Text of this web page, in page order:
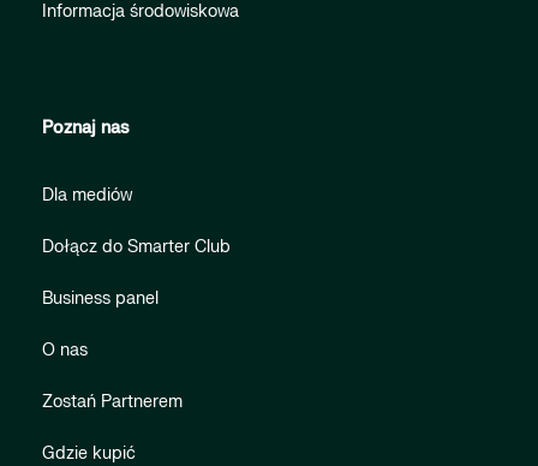
Informacja środowiskowa
Poznaj nas
Dla mediów
Dołącz do Smarter Club
Business panel
O nas
Zostań Partnerem
Gdzie kupić